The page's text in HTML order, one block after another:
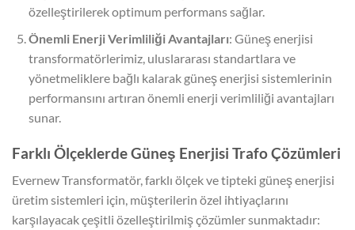
özelleştirilerek optimum performans sağlar.
Önemli Enerji Verimliliği Avantajları: Güneş enerjisi
transformatörlerimiz, uluslararası standartlara ve
yönetmeliklere bağlı kalarak güneş enerjisi sistemlerinin
performansını artıran önemli enerji verimliliği avantajları
sunar.
Farklı Ölçeklerde Güneş Enerjisi Trafo Çözümleri
Evernew Transformatör, farklı ölçek ve tipteki güneş enerjisi
üretim sistemleri için, müşterilerin özel ihtiyaçlarını
karşılayacak çeşitli özelleştirilmiş çözümler sunmaktadır: